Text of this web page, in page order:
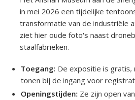
in mei 2026 een tijdelijke
transformatie van de industriële
ziet hier oude foto's naast
staalfabrieken.
Toegang: De expositie is
tonen bij de ingang voor
Openingstijden: Ze zijn open